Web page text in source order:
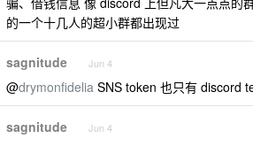
的一个十几人的超小群都出现过
sagnitude Jun 4
@drymonfidelia SNS token 也只有 discord
sagnitude Jun 4